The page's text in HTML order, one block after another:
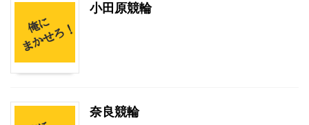
小田原競輪
奈良競輪